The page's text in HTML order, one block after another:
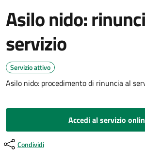
Asilo nido:
servizio
Servizio attivo
Asilo nido: procedimento di rinuncia al
Accedi al servizio
Condividi